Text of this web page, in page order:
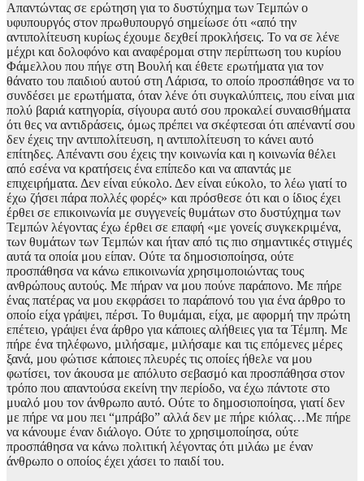
Απαντώντας σε ερώτηση για το δυστύχημα των Τεμπών ο
υφυπουργός στον πρωθυπουργό σημείωσε ότι «από την
αντιπολίτευση κυρίως έχουμε δεχθεί προκλήσεις. Το να σε λένε
μέχρι και δολοφόνο και αναφέρομαι στην περίπτωση του κυρίου
Φάμελλου που πήγε στη Βουλή και έθετε ερωτήματα για τον
θάνατο του παιδιού αυτού στη Λάρισα, το οποίο προσπάθησε να το
συνδέσει με ερωτήματα, όταν λένε ότι συγκαλύπτεις, που είναι μια
πολύ βαριά κατηγορία, σίγουρα αυτό σου προκαλεί συναισθήματα
ότι θες να αντιδράσεις, όμως πρέπει να σκέφτεσαι ότι απέναντί σου
δεν έχεις την αντιπολίτευση, η αντιπολίτευση το κάνει αυτό
επίτηδες. Απέναντι σου έχεις την κοινωνία και η κοινωνία θέλει
από εσένα να κρατήσεις ένα επίπεδο και να απαντάς με
επιχειρήματα. Δεν είναι εύκολο. Δεν είναι εύκολο, το λέω γιατί το
έχω ζήσει πάρα πολλές φορές» και πρόσθεσε ότι και ο ίδιος έχει
έρθει σε επικοινωνία με συγγενείς θυμάτων στο δυστύχημα των
Τεμπών λέγοντας έχω έρθει σε επαφή «με γονείς συγκεκριμένα,
των θυμάτων των Τεμπών και ήταν από τις πιο σημαντικές στιγμές
αυτά τα οποία μου είπαν. Ούτε τα δημοσιοποίησα, ούτε
προσπάθησα να κάνω επικοινωνία χρησιμοποιώντας τους
ανθρώπους αυτούς. Με πήραν να μου πούνε παράπονο. Με πήρε
ένας πατέρας να μου εκφράσει το παράπονό του για ένα άρθρο το
οποίο είχα γράψει, πέρσι. Το θυμάμαι, είχα, με αφορμή την πρώτη
επέτειο, γράψει ένα άρθρο για κάποιες αλήθειες για τα Τέμπη. Με
πήρε ένα τηλέφωνο, μιλήσαμε, μιλήσαμε και τις επόμενες μέρες
ξανά, μου φώτισε κάποιες πλευρές τις οποίες ήθελε να μου
φωτίσει, τον άκουσα με απόλυτο σεβασμό και προσπάθησα στον
τρόπο που απαντούσα εκείνη την περίοδο, να έχω πάντοτε στο
μυαλό μου τον άνθρωπο αυτό. Ούτε το δημοσιοποίησα, γιατί δεν
με πήρε να μου πει “μπράβο” αλλά δεν με πήρε κιόλας…Με πήρε
να κάνουμε έναν διάλογο. Ούτε το χρησιμοποίησα, ούτε
προσπάθησα να κάνω πολιτική λέγοντας ότι μιλάω με έναν
άνθρωπο ο οποίος έχει χάσει το παιδί του.